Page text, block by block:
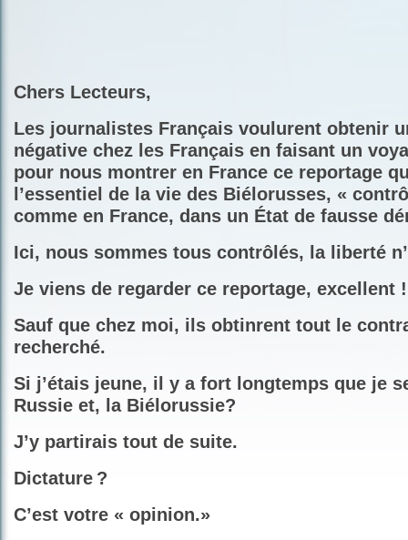
Chers Lecteurs,
Les journalistes Français voulurent obtenir
négative chez les Français en faisant un
pour nous montrer en France ce reportage
l’essentiel de la vie des Biélorusses, «
comme en France, dans un État de fausse
Ici, nous sommes tous contrôlés, la liberté
Je viens de regarder ce reportage, excellent !
Sauf que chez moi, ils obtinrent tout le
recherché.
Si j’étais jeune, il y a fort longtemps que je
Russie et, la Biélorussie?
J’y partirais tout de suite.
Dictature ?
C’est votre « opinion.»